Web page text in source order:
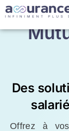
Des
Offrez à